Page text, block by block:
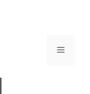
Menu